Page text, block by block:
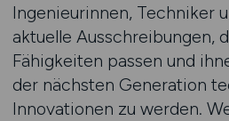
Ingenieurinnen, Techniker
aktuelle Ausschreibungen,
Fähigkeiten passen und
der nächsten Generation
Innovationen zu werden.